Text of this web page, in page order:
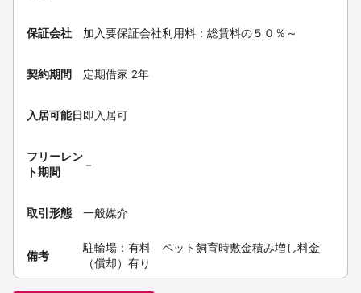
保証会社 加入要保証会社利用料：総賃料の５０％～
契約期間 定期借家 2年
入居可能日 即入居可
フリーレン
ト期間
－
取引形態 一般媒介
備考
駐輪場：有料 ペット飼育時敷金積み増し料金
（償却）有り